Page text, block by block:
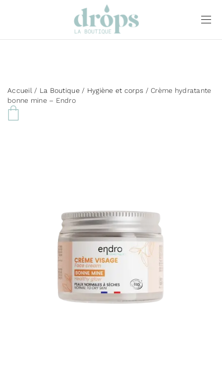
Accueil / La Boutique / Hygiène et corps / Crème hydratante
bonne mine – Endro